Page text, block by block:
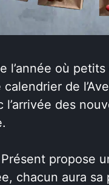
l’année où
calendrier de
l’arrivée des
propose
chacun aura sa